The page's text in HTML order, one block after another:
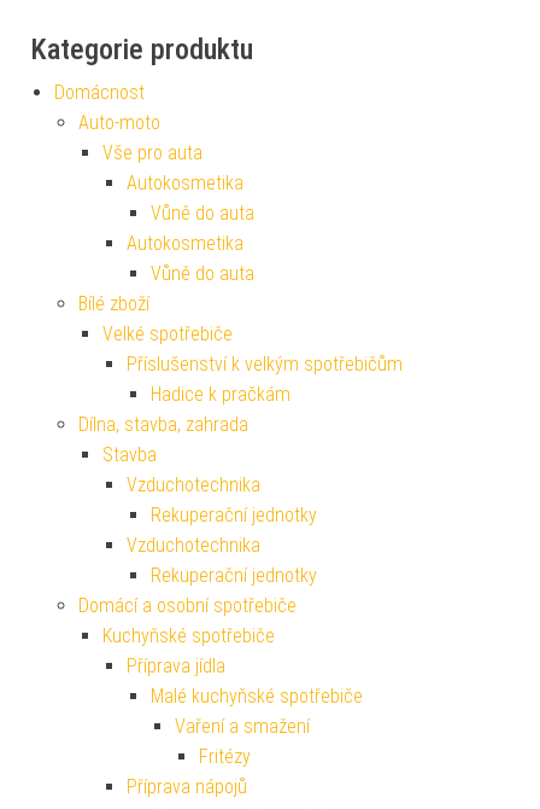
Kategorie produktu
Domácnost
Auto-moto
Vše pro auta
Autokosmetika
Vůně do auta
Autokosmetika
Vůně do auta
Bílé zboží
Velké spotřebiče
Příslušenství k velkým spotřebičům
Hadice k pračkám
Dílna, stavba, zahrada
Stavba
Vzduchotechnika
Rekuperační jednotky
Vzduchotechnika
Rekuperační jednotky
Domácí a osobní spotřebiče
Kuchyňské spotřebiče
Příprava jídla
Malé kuchyňské spotřebiče
Vaření a smažení
Fritézy
Příprava nápojů